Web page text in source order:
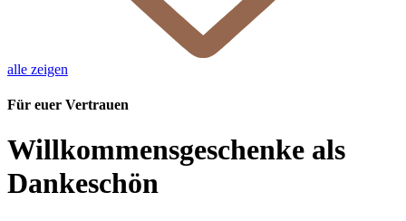
alle zeigen
Für euer Vertrauen
Willkommensgeschenke als
Dankeschön